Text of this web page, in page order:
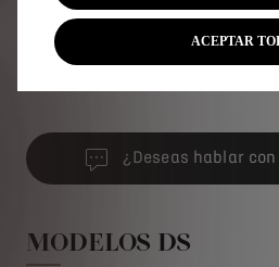
¿Deseas hablar
MODELOS DS
ACEPTAR